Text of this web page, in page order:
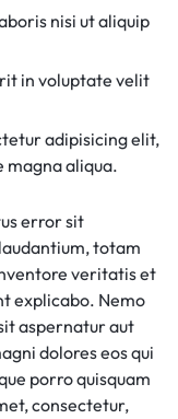
nisi ut aliquip
in voluptate velit
adipisicing elit,
magna aliqua.
error sit
totam
veritatis et
explicabo. Nemo
aspernatur aut
dolores eos qui
porro quisquam
consectetur,